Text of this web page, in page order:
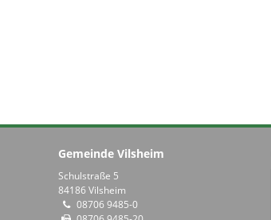
Gemeinde Vilsheim
Schulstraße 5
84186 Vilsheim
08706 9485-0